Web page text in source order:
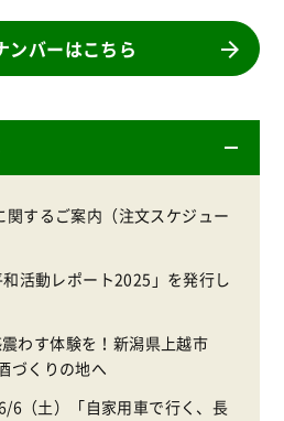
ンバーはこちら
するご案内（注文スケジュー
和活動レポート2025」を発行し
震わす体験を！新潟県上越市
づくりの地へ
6（土）「自家用車で行く、長